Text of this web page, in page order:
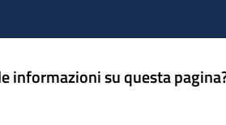
informazioni su questa